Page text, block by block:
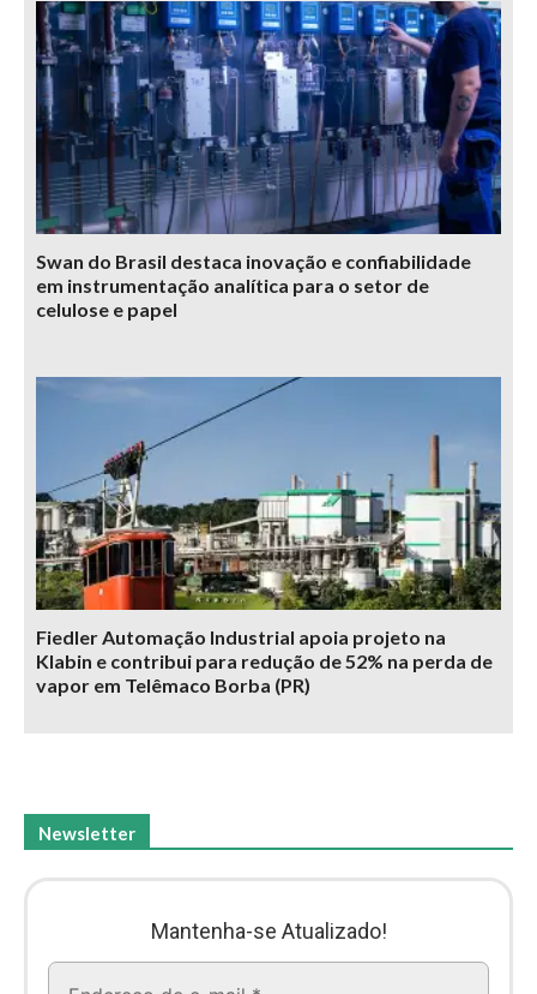
Swan do Brasil destaca inovação e confiabilidade
em instrumentação analítica para o setor de
celulose e papel
Fiedler Automação Industrial apoia projeto na
Klabin e contribui para redução de 52% na perda de
vapor em Telêmaco Borba (PR)
Newsletter
Mantenha-se Atualizado!